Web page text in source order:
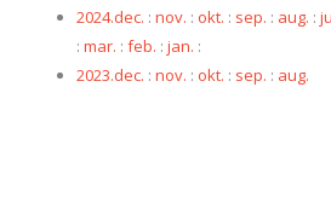
2024.dec. : nov. : okt. : sep. : aug. :
: mar. : feb. : jan. :
2023.dec. : nov. : okt. : sep. : aug.